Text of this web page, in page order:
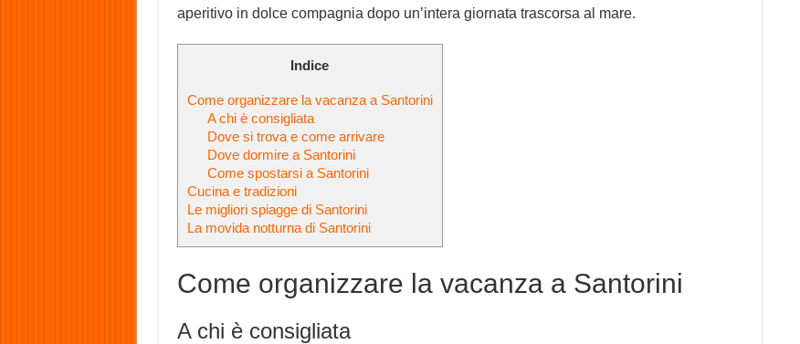
aperitivo in dolce compagnia dopo un’intera giornata trascorsa al mare.
Indice
Come organizzare la vacanza a Santorini
A chi è consigliata
Dove si trova e come arrivare
Dove dormire a Santorini
Come spostarsi a Santorini
Cucina e tradizioni
Le migliori spiagge di Santorini
La movida notturna di Santorini
Come organizzare la vacanza a Santorini
A chi è consigliata